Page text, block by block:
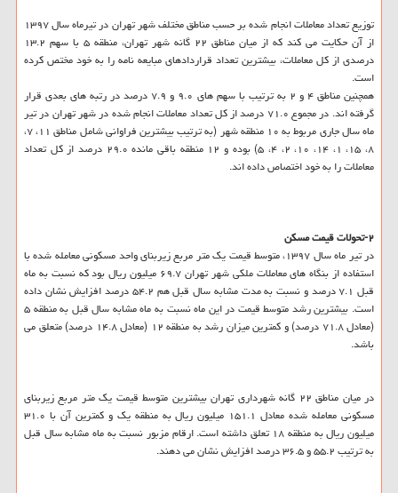
توزیع تعداد معاملات انجام شده بر حسب مناطق مختلف شهر تهران در تیرماه سال ۱۳۹۷
از آن حكایت می كند كه از میان مناطق ۲۲ گانه شهر تهران، منطقه ۵ با سهم ۱۳.۲
درصدی از كل معاملات، بیشترین تعداد قراردادهای مبایعه نامه را به خود مختص كرده
است.
همچنین مناطق ۴ و ۲ به ترتیب با سهم های ۹.۰ و ۷.۹ درصد در رتبه های بعدی قرار
گرفته اند. در مجموع ۷۱.۰ درصد از كل تعداد معاملات انجام شده در شهر تهران در تیر
ماه سال جاری مربوط به ۱۰ منطقه شهر (به ترتیب بیشترین فراوانی شامل مناطق ۱۱، ۷،
۸، ۱۵، ۱، ۱۴، ۱۰، ۲، ۴، ۵) بوده و ۱۲ منطقه باقی مانده ۲۹.۰ درصد از كل تعداد
معاملات را به خود اختصاص داده اند.
۲-تحولات قیمت مسكن
در تیر ماه سال ۱۳۹۷، متوسط قیمت یك متر مربع زیربنای واحد مسكونی معامله شده با
استفاده از بنگاه های معاملات ملكی شهر تهران ۶۹.۷ میلیون ریال بود كه نسبت به ماه
قبل ۷.۱ درصد و نسبت به مدت مشابه سال قبل هم ۵۴.۲ درصد افزایش نشان داده
است. بیشترین رشد متوسط قیمت در این ماه نسبت به ماه مشابه سال قبل به منطقه ۵
(معادل ۷۱.۸ درصد) و كمترین میزان رشد به منطقه ۱۲ (معادل ۱۴.۸ درصد) متعلق می
باشد.
در میان مناطق ۲۲ گانه شهرداری تهران بیشترین متوسط قیمت یك متر مربع زیربنای
مسكونی معامله شده معادل ۱۵۱.۱ میلیون ریال به منطقه یك و كمترین آن با ۳۱.۰
میلیون ریال به منطقه ۱۸ تعلق داشته است. ارقام مزبور نسبت به ماه مشابه سال قبل
به ترتیب ۵۵.۲ و ۳۶.۵ درصد افزایش نشان می دهند.